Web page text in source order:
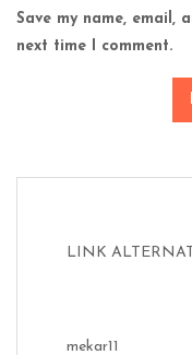
Save my name, email,
next time I comment.
LINK
mekar11